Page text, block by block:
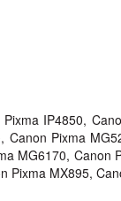
IP4850,
Pixma
MG6170,
MX895,